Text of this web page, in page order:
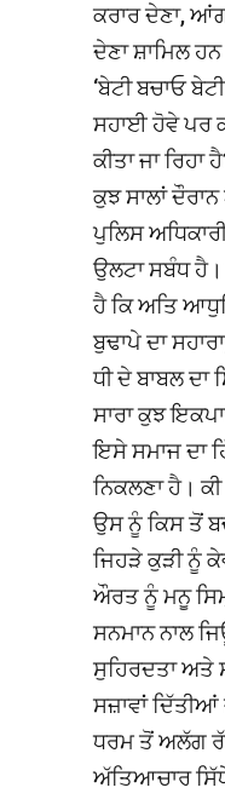
ਕਰਾਰ ਦੇਣਾ,
ਦੇਣਾ ਸ਼ਾਮਿਲ
‘ਬੇਟੀ ਬਚਾਓ
ਸਹਾਈ ਹੋਵੇ ਪਰ
ਕੀਤਾ ਜਾ
ਕੁਝ ਸਾਲਾਂ
ਪੁਲਿਸ
ਉਲਟਾ ਸਬੰਧ ਹੈ।
ਹੈ ਕਿ ਅਤਿ
ਬੁਢਾਪੇ ਦਾ
ਧੀ ਦੇ ਬਾਬਲ ਦਾ
ਸਾਰਾ ਕੁਝ
ਇਸੇ ਸਮਾਜ ਦਾ
ਨਿਕਲਣਾ ਹੈ।
ਉਸ ਨੂੰ ਕਿਸ ਤੋਂ
ਜਿਹੜੇ ਕੁੜੀ ਨੂੰ
ਔਰਤ ਨੂੰ ਮਨੂ
ਸਨਮਾਨ ਨਾਲ
ਸੁਹਿਰਦਤਾ ਅਤੇ
ਸਜ਼ਾਵਾਂ
ਧਰਮ ਤੋਂ ਅਲੱਗ
ਅੱਤਿਆਚਾਰ